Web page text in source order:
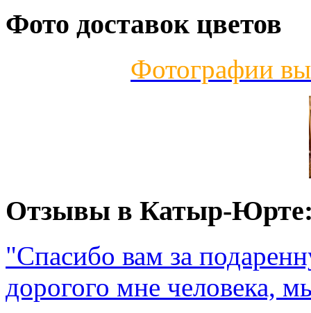
Фото доставок цветов
Фотографии
Отзывы в Катыр-
"Спасибо вам за
дорогого мне человека,